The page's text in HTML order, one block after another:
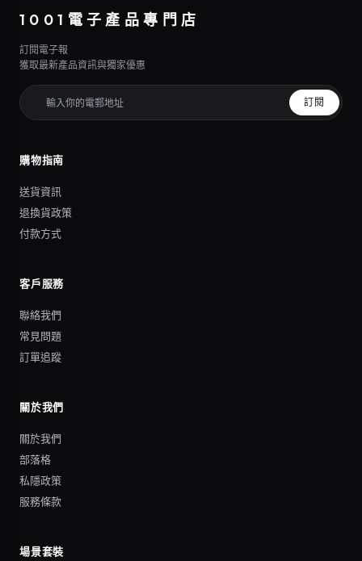
1001電子產品專門店
訂閱電子報
獲取最新產品資訊與獨家優惠
訂閱
購物指南
送貨資訊
退換貨政策
付款方式
客戶服務
聯絡我們
常見問題
訂單追蹤
關於我們
關於我們
部落格
私隱政策
服務條款
場景套裝